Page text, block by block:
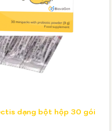
dạng bột hộp 30 gói